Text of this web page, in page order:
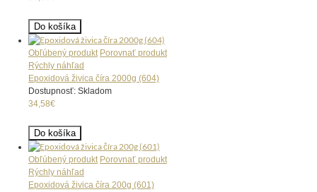
Do košíka
Obľúbený produkt Porovnať produkt
Rýchly náhľad
Epoxidová živica číra 2000g (604)
Dostupnosť: Skladom
34,58€
Do košíka
Obľúbený produkt Porovnať produkt
Rýchly náhľad
Epoxidová živica číra 200g (601)